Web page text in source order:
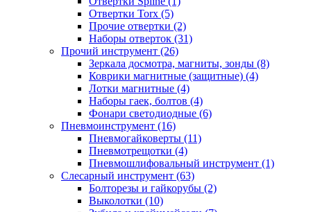
Отвертки Torx (5)
Прочие отвертки (2)
Наборы отверток (31)
Прочий инструмент (26)
Зеркала досмотра, магниты, зонды (8)
Коврики магнитные (защитные) (4)
Лотки магнитные (4)
Наборы гаек, болтов (4)
Фонари светодиодные (6)
Пневмоинструмент (16)
Пневмогайковерты (11)
Пневмотрещотки (4)
Пневмошлифовальный инструмент (1)
Слесарный инструмент (63)
Болторезы и гайкорубы (2)
Выколотки (10)